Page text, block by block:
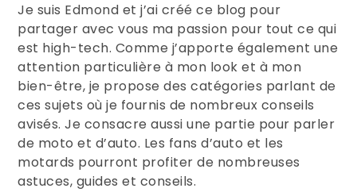
Je suis Edmond et j’ai créé ce blog pour
partager avec vous ma passion pour tout ce qui
est high-tech. Comme j’apporte également une
attention particulière à mon look et à mon
bien-être, je propose des catégories parlant de
ces sujets où je fournis de nombreux conseils
avisés. Je consacre aussi une partie pour parler
de moto et d’auto. Les fans d’auto et les
motards pourront profiter de nombreuses
astuces, guides et conseils.